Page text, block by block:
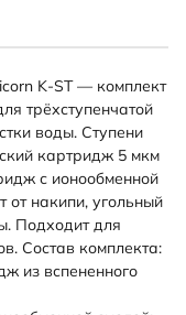
K-ST — комплект
трёхступенчатой
воды. Ступени
картридж 5 мкм
с ионообменной
от накипи, угольный
Подходит для
Состав комплекта:
из вспененного